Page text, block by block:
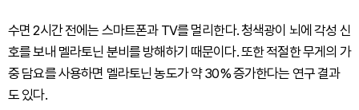
수면 2시간 전에는 스마트폰과 TV를 멀리한다. 청색광이 뇌에 각성 신
호를 보내 멜라토닌 분비를 방해하기 때문이다. 또한 적절한 무게의 가
중 담요를 사용하면 멜라토닌 농도가 약 30% 증가한다는 연구 결과
도 있다.